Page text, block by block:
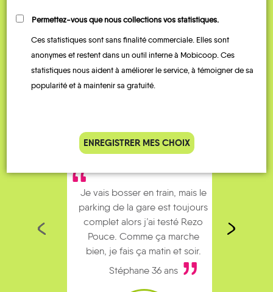
QUELQUES
Témoignages
Je vais bosser en train, mais le
parking de la gare est toujours
complet alors j’ai testé Rezo
Pouce. Comme ça marche
bien, je fais ça matin et soir.
Stéphane 36 ans
Permettez-vous que nous collections vos statistiques.
Ces statistiques sont sans finalité commerciale. Elles sont
anonymes et restent dans un outil interne à Mobicoop. Ces
statistiques nous aident à améliorer le service, à témoigner de sa
popularité et à maintenir sa gratuité.
ENREGISTRER MES CHOIX